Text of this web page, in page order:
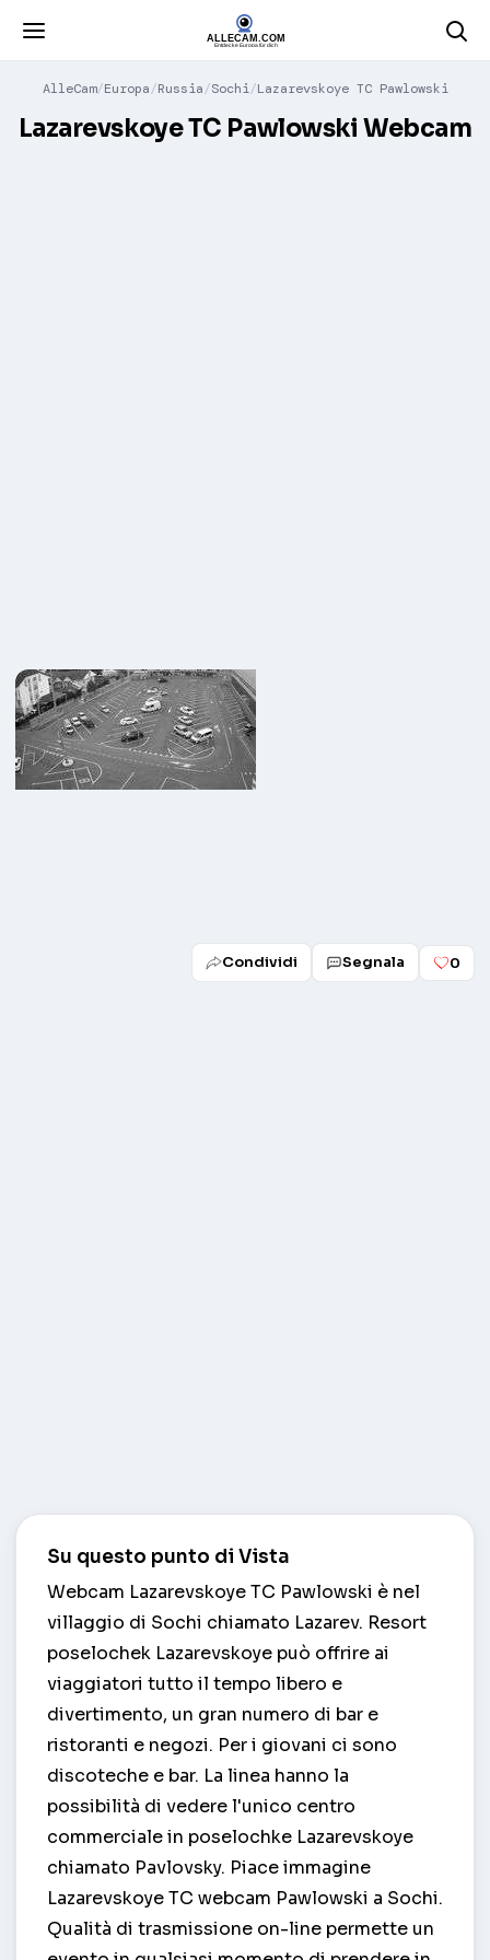
AlleCam Europa Russia Sochi Lazarevskoye TC Pawlowski
Lazarevskoye TC Pawlowski Webcam
Condividi Segnala 0
Su questo punto di Vista
Webcam Lazarevskoye TC Pawlowski è nel
villaggio di Sochi chiamato Lazarev. Resort
poselochek Lazarevskoye può offrire ai
viaggiatori tutto il tempo libero e
divertimento, un gran numero di bar e
ristoranti e negozi. Per i giovani ci sono
discoteche e bar. La linea hanno la
possibilità di vedere l'unico centro
commerciale in poselochke Lazarevskoye
chiamato Pavlovsky. Piace immagine
Lazarevskoye TC webcam Pawlowski a Sochi.
Qualità di trasmissione on-line permette un